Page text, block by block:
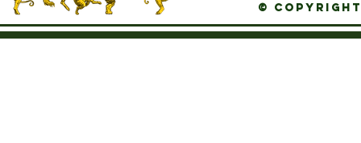
© Copyright